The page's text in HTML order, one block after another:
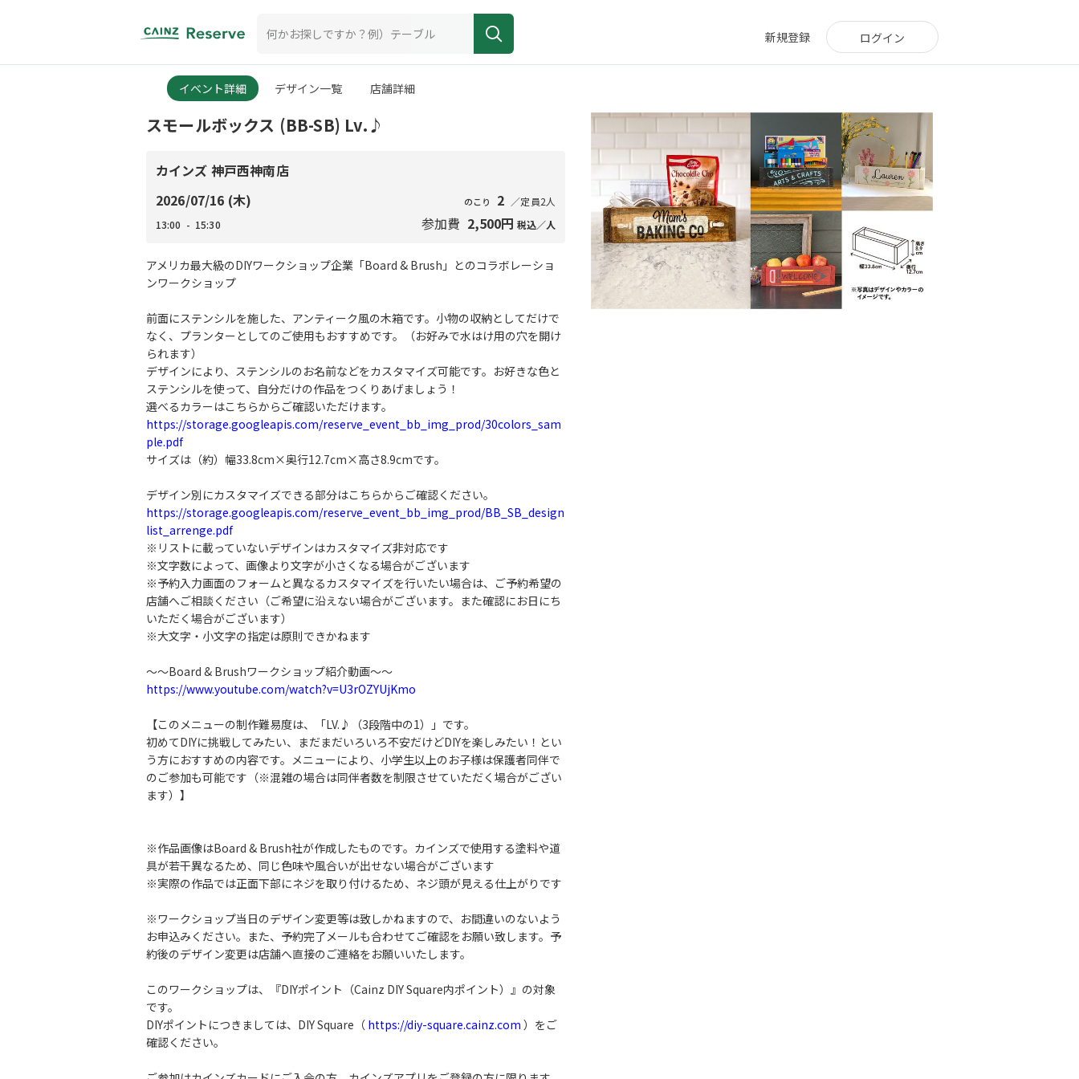
新規登録 ログイン
イベント詳細 デザイン一覧 店舗詳細
スモールボックス (BB-SB) Lv.♪
カインズ 神戸西神南店
2026/07/16 (木)
13:00 - 15:30
のこり 2 ／定員2人
参加費 2,500円 税込／人
アメリカ最大級のDIYワークショップ企業「Board & Brush」とのコラボレーショ
ンワークショップ
前面にステンシルを施した、アンティーク風の木箱です。小物の収納としてだけで
なく、プランターとしてのご使用もおすすめです。（お好みで水はけ用の穴を開け
られます）
デザインにより、ステンシルのお名前などをカスタマイズ可能です。お好きな色と
ステンシルを使って、自分だけの作品をつくりあげましょう！
選べるカラーはこちらからご確認いただけます。
https://storage.googleapis.com/reserve_event_bb_img_prod/30colors_sam
ple.pdf
サイズは（約）幅33.8cm×奥行12.7cm×高さ8.9cmです。
デザイン別にカスタマイズできる部分はこちらからご確認ください。
https://storage.googleapis.com/reserve_event_bb_img_prod/BB_SB_design
list_arrenge.pdf
※リストに載っていないデザインはカスタマイズ非対応です
※文字数によって、画像より文字が小さくなる場合がございます
※予約入力画面のフォームと異なるカスタマイズを行いたい場合は、ご予約希望の
店舗へご相談ください（ご希望に沿えない場合がございます。また確認にお日にち
いただく場合がございます）
※大文字・小文字の指定は原則できかねます
～～Board & Brushワークショップ紹介動画～～
https://www.youtube.com/watch?v=U3rOZYUjKmo
【このメニューの制作難易度は、「LV.♪（3段階中の1）」です。
初めてDIYに挑戦してみたい、まだまだいろいろ不安だけどDIYを楽しみたい！とい
う方におすすめの内容です。メニューにより、小学生以上のお子様は保護者同伴で
のご参加も可能です（※混雑の場合は同伴者数を制限させていただく場合がござい
ます）】
※作品画像はBoard & Brush社が作成したものです。カインズで使用する塗料や道
具が若干異なるため、同じ色味や風合いが出せない場合がございます
※実際の作品では正面下部にネジを取り付けるため、ネジ頭が見える仕上がりです
※ワークショップ当日のデザイン変更等は致しかねますので、お間違いのないよう
お申込みください。また、予約完了メールも合わせてご確認をお願い致します。予
約後のデザイン変更は店舗へ直接のご連絡をお願いいたします。
このワークショップは、『DIYポイント（Cainz DIY Square内ポイント）』の対象
です。
DIYポイントにつきましては、DIY Square（ https://diy-square.cainz.com ）をご
確認ください。